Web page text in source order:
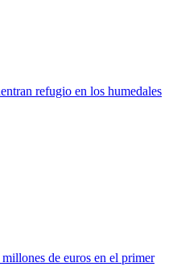
refugio en los humedales
de euros en el primer